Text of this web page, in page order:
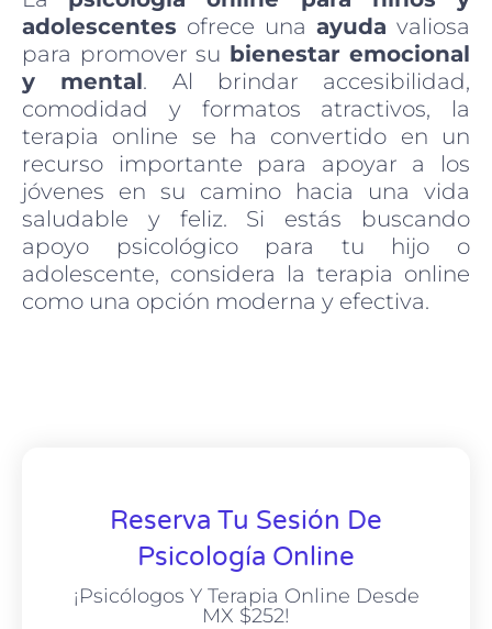
adolescentes ofrece una ayuda valiosa
para promover su bienestar emocional
y mental. Al brindar accesibilidad,
comodidad y formatos atractivos, la
terapia online se ha convertido en un
recurso importante para apoyar a los
jóvenes en su camino hacia una vida
saludable y feliz. Si estás buscando
apoyo psicológico para tu hijo o
adolescente, considera la terapia online
como una opción moderna y efectiva.
Reserva Tu Sesión De
Psicología Online
¡Psicólogos Y Terapia Online Desde
MX $252!